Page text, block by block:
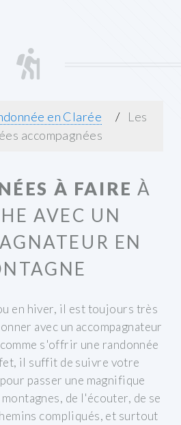
en Clarée
Les
accompagnées
À FAIREÀ
AVEC UN
EN
en hiver, il est toujours très
avec un accompagnateur
s'offrir une randonnée
il suffit de suivre votre
passer une magnifique
de l'écouter, de se
compliqués, et surtout